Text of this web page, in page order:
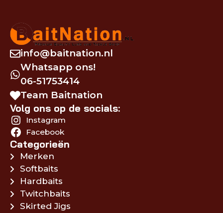
info@baitnation.nl
Whatsapp ons!
06-51753414
Team Baitnation
Volg ons op de socials:
Instagram
Facebook
Categorieën
Merken
Softbaits
Hardbaits
Twitchbaits
Skirted Jigs